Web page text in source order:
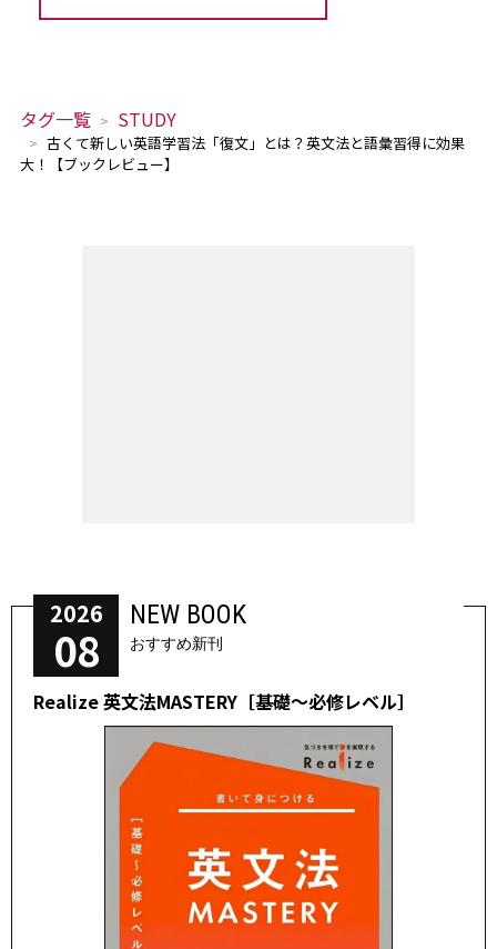
タグ一覧 STUDY
古くて新しい英語学習法「復文」とは？英文法と語彙習得に効果
大！【ブックレビュー】
2026
08
NEW BOOK
おすすめ新刊
Realize 英文法MASTERY［基礎～必修レベル］